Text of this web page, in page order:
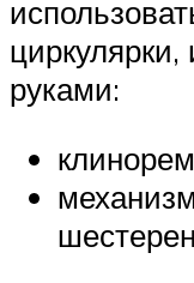
циркулярки,
руками: